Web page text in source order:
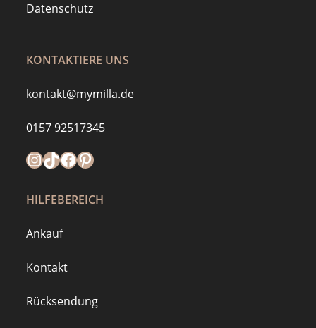
Datenschutz
KONTAKTIERE UNS
kontakt@mymilla.de
0157 92517345
Instagram
https://www.tiktok.com/@mymilla.de
Facebook
Pinterest
HILFEBEREICH
Ankauf
Kontakt
Rücksendung